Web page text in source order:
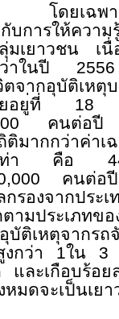
โดยเฉพาะ
กับการให้ความ
มเยาวชน เนื่
าในปี
ตจากอุบัติเหตุ
อยู่ที่ 18
คนต่อปี
ติมากกว่าค่าเ
ท่า คือ
คนต่อ
กรองจากประเ
ามประเภทข
บัติเหตุจากรถ
งกว่า 1ใน 3
และเกือบร้อย
หมดจะเป็นเย